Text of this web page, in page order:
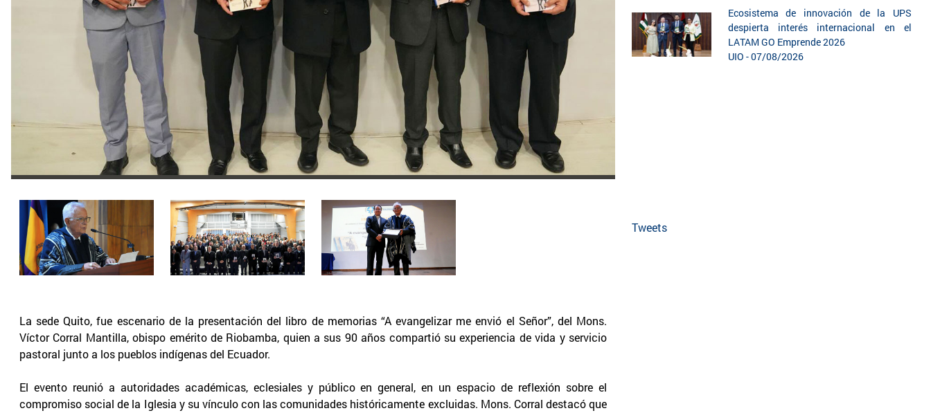
La sede Quito, fue escenario de la presentación del libro de memorias “A evangelizar me envió el Señor”, del Mons.
Víctor Corral Mantilla, obispo emérito de Riobamba, quien a sus 90 años compartió su experiencia de vida y servicio
pastoral junto a los pueblos indígenas del Ecuador.
El evento reunió a autoridades académicas, eclesiales y público en general, en un espacio de reflexión sobre el
compromiso social de la Iglesia y su vínculo con las comunidades históricamente excluidas. Mons. Corral destacó que
Ecosistema de innovación de la UPS
despierta interés internacional en el
LATAM GO Emprende 2026
UIO - 07/08/2026
Tweets